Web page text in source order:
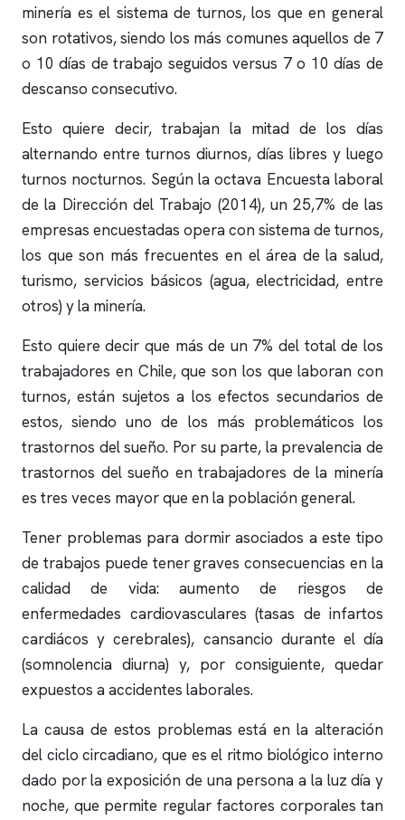
minería es el sistema de turnos, los que en general
son rotativos, siendo los más comunes aquellos de 7
o 10 días de trabajo seguidos versus 7 o 10 días de
descanso consecutivo.
Esto quiere decir, trabajan la mitad de los días
alternando entre turnos diurnos, días libres y luego
turnos nocturnos. Según la octava Encuesta laboral
de la Dirección del Trabajo (2014), un 25,7% de las
empresas encuestadas opera con sistema de turnos,
los que son más frecuentes en el área de la salud,
turismo, servicios básicos (agua, electricidad, entre
otros) y la minería.
Esto quiere decir que más de un 7% del total de los
trabajadores en Chile, que son los que laboran con
turnos, están sujetos a los efectos secundarios de
estos, siendo uno de los más problemáticos los
trastornos del sueño. Por su parte, la prevalencia de
trastornos del sueño en trabajadores de la minería
es tres veces mayor que en la población general.
Tener problemas para dormir asociados a este tipo
de trabajos puede tener graves consecuencias en la
calidad de vida: aumento de riesgos de
enfermedades cardiovasculares (tasas de infartos
cardiácos y cerebrales), cansancio durante el día
(somnolencia diurna) y, por consiguiente, quedar
expuestos a accidentes laborales.
La causa de estos problemas está en la alteración
del ciclo circadiano, que es el ritmo biológico interno
dado por la exposición de una persona a la luz día y
noche, que permite regular factores corporales tan